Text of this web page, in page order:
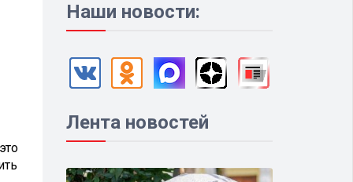
Наши новости:
Лента новостей